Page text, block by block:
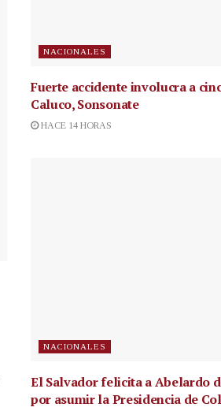
NACIONALES
Fuerte accidente involucra a
Caluco, Sonsonate
HACE 14 HORAS
NACIONALES
El Salvador felicita a Abelardo
por asumir la Presidencia de